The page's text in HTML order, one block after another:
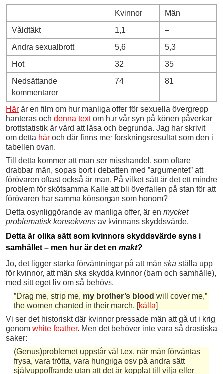
Kvinnor
Män
Våldtäkt
1,1
–
Andra sexualbrott
5,6
5,3
Hot
32
35
Nedsättande
kommentarer
74 81
Här är en film om hur manliga offer för sexuella övergrepp
hanteras och denna textom hur vår syn på könen påverkar
brottstatistik är värd att läsa och begrunda. Jag har skrivit
om detta här och där finns mer forskningsresultat som den i
tabellen ovan.
Till detta kommer att man ser misshandel, som oftare
drabbar män, sopas bort i debatten med ”argumentet” att
förövaren oftast också är man. På vilket sätt är det ett mindre
problem för skötsamma Kalle att bli överfallen på stan för att
förövaren har samma könsorgan som honom?
Detta osynliggörande av manliga offer, är en mycket
problematisk konsekvens av kvinnans skyddsvärde.
Detta är olika sätt som kvinnors skyddsvärde syns i
samhället – men hur är det en makt?
Jo, det ligger starka förväntningar på att män ska ställa upp
för kvinnor, att män ska skydda kvinnor (barn och samhälle),
med sitt eget liv om så behövs.
”Drag me, strip me, my brother’s blood will cover me,”
the women chanted in their march. [källa]
Vi ser det historiskt där kvinnor pressade män att gå ut i krig
genom white feather. Men det behöver inte vara så drastiska
saker:
(Genus)problemet uppstår väl t.ex. när män förväntas
frysa, vara trötta, vara hungriga osv på andra sätt
självuppoffrande utan att det är kopplat till vilja eller